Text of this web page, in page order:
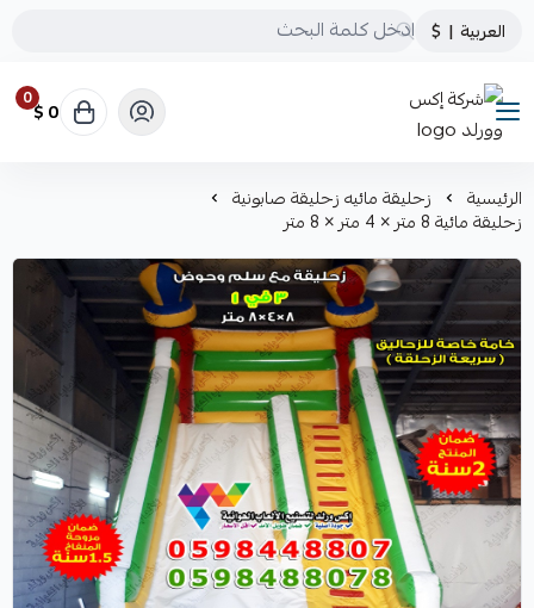
العربية |
$
شركة إكس وورلد
0 0 $
الرئيسية زحليقة مائيه زحليقة صابونية
زحليقة مائية 8 متر × 4 متر × 8 متر